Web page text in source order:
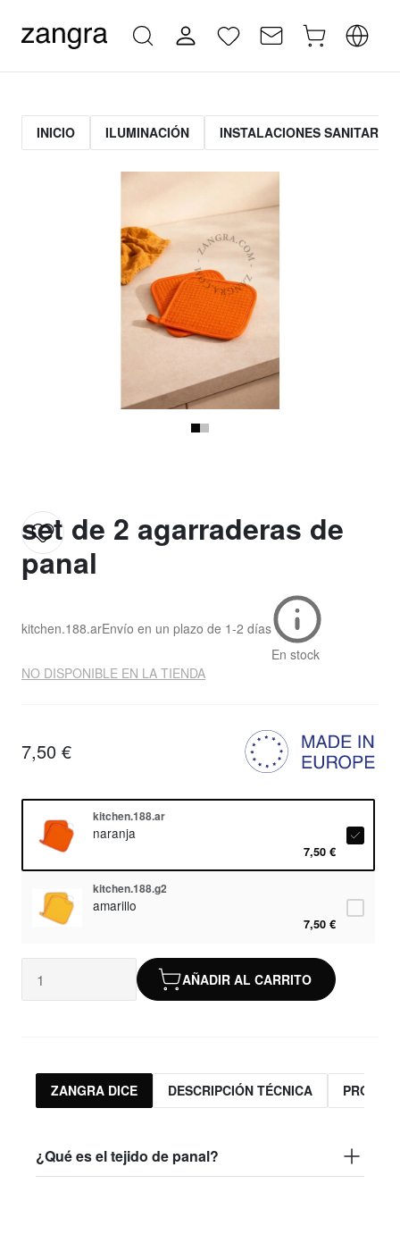
INICIO ILUMINACIÓN INSTALACIONES SANITARIAS
set de 2 agarraderas de
panal
kitchen.188.arEnvío en un plazo de 1-2 días
En stock
NO DISPONIBLE EN LA TIENDA
7,50 €
kitchen.188.ar
naranja
7,50 €
kitchen.188.g2
amarillo
7,50 €
AÑADIR AL CARRITO
ZANGRA DICE DESCRIPCIÓN TÉCNICA
¿Qué es el tejido de panal?